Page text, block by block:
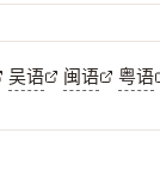
吴语 闽语 粤语